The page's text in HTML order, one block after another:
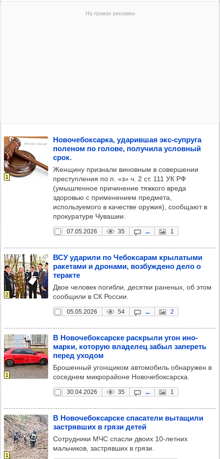
1
Ново­че­бок­сарка, уда­рив­шая экс-суп­руга
поле­ном по голове, полу­чила услов­ный
срок.
Женщину признали виновным в совершении
преступления по п. «з» ч. 2 ст. 111 УК РФ
(умышленное причинение тяжкого вреда
здоровью с применением предмета,
используемого в качестве оружия), сообщают в
прокуратуре Чувашии.
07.05.2026 35 ... 1
2
ВСУ уда­рили по Чебок­са­рам кры­ла­тыми
раке­тами и дро­нами, воз­буж­дено дело о
теракте
Двое человек погибли, десятки раненых, об этом
сообщили в СК России.
05.05.2026 54 ... 2
1
В Ново­че­бок­сар­ске рас­крыли угон ино­
марки, кото­рую вла­де­лец забыл запе­реть
перед ухо­дом
Брошенный угонщиком автомобиль обнаружен в
соседнем микрорайоне Новочебоксарска.
30.04.2026 35 ... 1
1
В Ново­че­бок­сар­ске спа­са­тели выта­щили
зас­тряв­ших в грязи детей
Сотрудники МЧС спасли двоих 10-летних
мальчиков, застрявших в грязи.